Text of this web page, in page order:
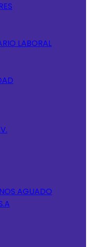
LABORAL
AGUADO